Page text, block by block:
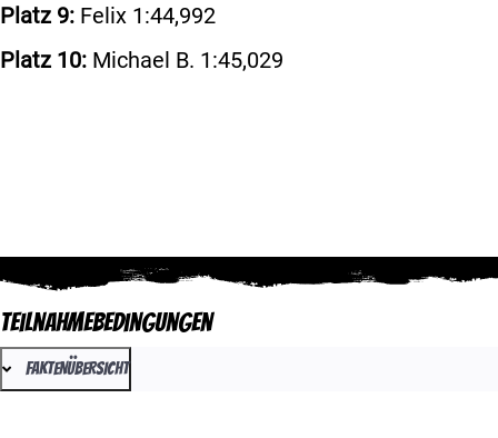
Platz 9: Felix 1:44,992
Platz 10: Michael B. 1:45,029
Teilnahmebedingungen
FAKTENÜBERSICHT